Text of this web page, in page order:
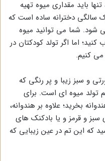
1 سالگی زیبا، تنها باید مقداری میوه تهیه
سالگی دخترانه ساده است که
شود. شما می توانید میوه
کنید؛ اما اگر تولد کودکتان در
می کنیم.
و سبز زیبا و پر رنگی که
تولد میوه ای است. برای
بخرید؛ علاوه بر هندوانه،
سبز و قرمز و یا بادکنک های
که این تم در عین زیبایی که